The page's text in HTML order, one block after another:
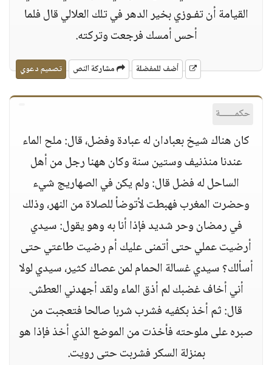
القيامة أن تفـوزي بخير الدهر في تلك العلالي قال فلما
أحس أمسك فرجعت وتركته.
أضف للمفضلة مشاركة النص تصميم دعوي
حكمــــــة
كان هناك شيخ بعبادان له عبادة وفضل، قال: ملح الماء
عندنا منذنيف وستين سنة وكان ههنا رجل من أهل
الساحل له فضل قال: ولم يكن في الصهاريج شيء
وحضرت المغرب فهبطت لأتوضأ للصلاة من النهر، وذلك
في رمضان وحر شديد فإذا أنا به وهو يقول: سيدي
أرضيت عملي حتى أتمنى عليك أم رضيت طاعتي حتى
أسألك؟ سيدي غسالة الحمام لمن عصاك كثير، سيدي لولا
أني أخاف غضبك لم أذق الماء ولقد أجهدني العطش.
قال: ثم أخذ بكفيه فشرب شربا صالحا فتعجبت من
صبره على ملوحته فأخذت من الموضع الذي أخذ فإذا هو
بمنزلة السكر فشربت حتى رويت.